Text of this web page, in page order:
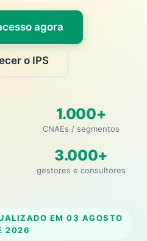
agora
o IPS
1.000+
CNAEs / segmentos
3.000+
gestores e consultores
EM 03 AGOSTO
2026